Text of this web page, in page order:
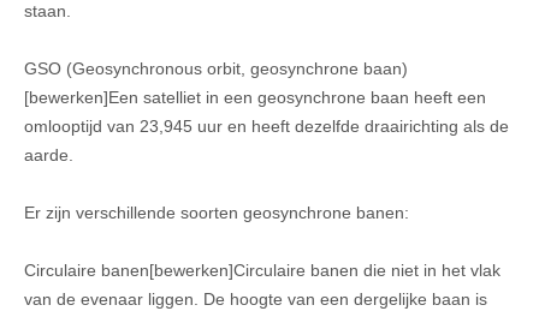
staan.
GSO (Geosynchronous orbit, geosynchrone baan)
[bewerken]Een satelliet in een geosynchrone baan heeft een
omlooptijd van 23,945 uur en heeft dezelfde draairichting als de
aarde.
Er zijn verschillende soorten geosynchrone banen:
Circulaire banen[bewerken]Circulaire banen die niet in het vlak
van de evenaar liggen. De hoogte van een dergelijke baan is